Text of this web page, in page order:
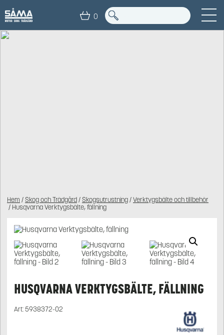
0
Hem / Skog och Trädgård/ Skogsutrustning/Verktygsbälte och tillbehör
/ Husqvarna Verktygsbälte, fällning
HUSQVARNA VERKTYGSBÄLTE, FÄLLNING
Art:5938372-02